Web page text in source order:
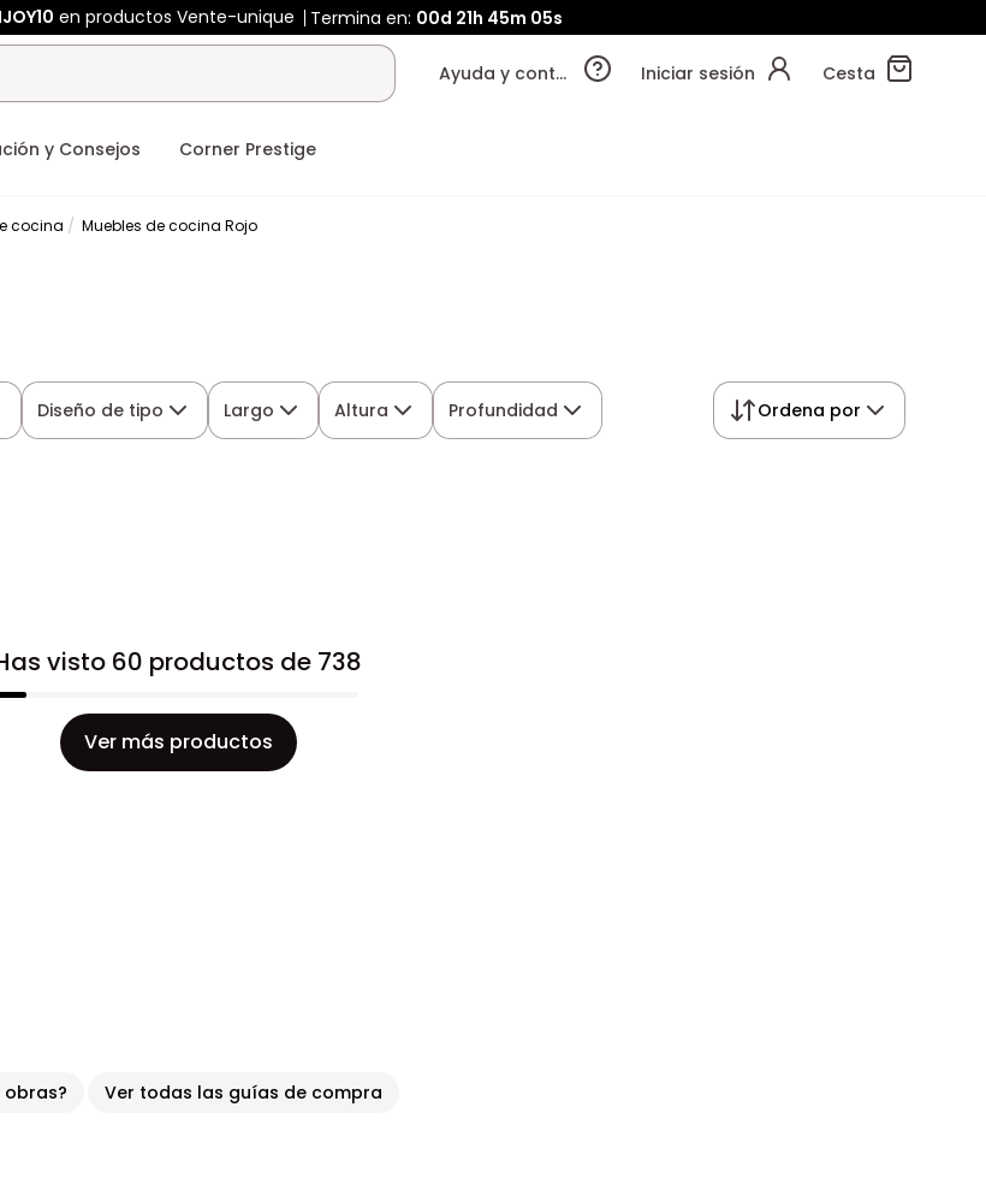
en productos Vente-unique Termina en: 00d 21h 45m 03s
Ayuda y contacto Iniciar sesión Cesta
y Consejos Corner Prestige
cocina Muebles de cocina Rojo
Diseño de tipo Largo Altura Profundidad Ordena por
visto 60 productos de 738
Ver más productos
obras? Ver todas las guías de compra